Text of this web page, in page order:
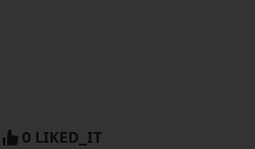
0 LIKED_IT